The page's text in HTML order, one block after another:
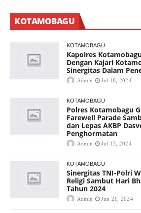
KOTAMOBAGU
KOTAMOBAGU
Kapolres
Dengan Kajari
Sinergitas Dalam
Admin Jul 18, 2024
KOTAMOBAGU
Polres Kotamobagu
Farewell Parade
dan Lepas AKBP
Penghormatan
Admin Jul 13, 2024
KOTAMOBAGU
Sinergitas TNI-Polri
Religi Sambut Hari
Tahun 2024
Admin Jun 21, 2024